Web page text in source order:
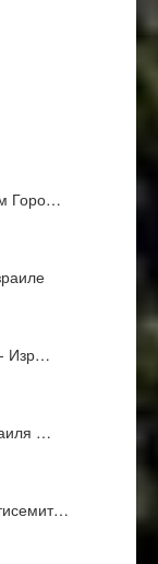
Горо…
Изр…
…